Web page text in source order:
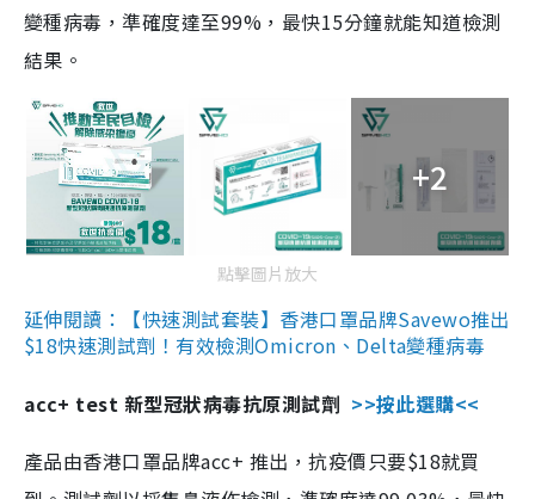
變種病毒，準確度達至99%，最快15分鐘就能知道檢測
結果。
+2
點擊圖片放大
延伸閱讀：【快速測試套裝】香港口罩品牌Savewo推出
$18快速測試劑！有效檢測Omicron、Delta變種病毒
acc+ test 新型冠狀病毒抗原測試劑 >>按此選購<<
產品由香港口罩品牌acc+ 推出，抗疫價只要$18就買